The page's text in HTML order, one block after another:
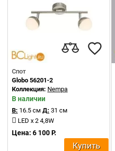
Спот
Globo 56201-2
Коллекция: Nempa
В наличии
В: 16.5 см Д: 31 см
LED x 2 4,8W
Цена: 6 100 Р.
Купить